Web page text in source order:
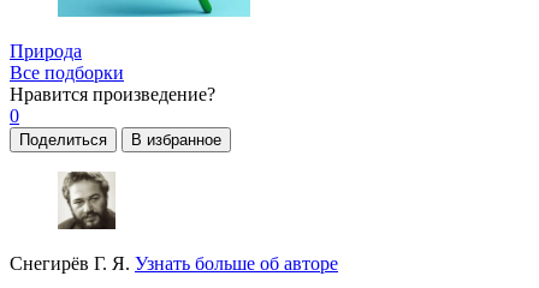
Природа
Все подборки
Нравится произведение?
0
Поделиться В избранное
Снегирёв Г. Я. Узнать больше об авторе